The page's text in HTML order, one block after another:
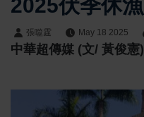
2025伏季休漁 確保我漁民作業
安全
張噬霆 May 18 2025
中華超傳媒 (文/ 黃俊憲)